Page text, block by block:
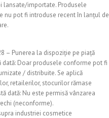
lansate/importate. Produsele
nu pot fi introduse recent în lanțul de
– Punerea la dispoziție pe piață
dată: Doar produsele conforme pot fi
/ distribuite. Se aplică
retailerilor, stocurilor rămase
dată: Nu este permisă vânzarea
(neconforme).
industriei cosmetice